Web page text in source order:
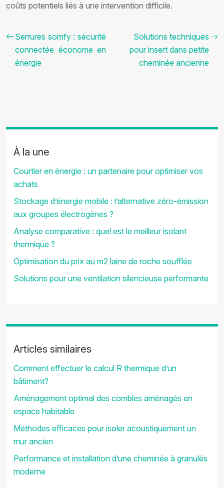
coûts potentiels liés à une intervention difficile.
Serrures somfy : sécurité
connectée économe en
énergie
Solutions techniques
pour insert dans petite
cheminée ancienne
À la une
Courtier en énergie : un partenaire pour optimiser vos
achats
Stockage d’énergie mobile : l’alternative zéro-émission
aux groupes électrogènes ?
Analyse comparative : quel est le meilleur isolant
thermique ?
Optimisation du prix au m2 laine de roche soufflée
Solutions pour une ventilation silencieuse performante
Articles similaires
Comment effectuer le calcul R thermique d’un
bâtiment?
Aménagement optimal des combles aménagés en
espace habitable
Méthodes efficaces pour isoler acoustiquement un
mur ancien
Performance et installation d’une cheminée à granulés
moderne